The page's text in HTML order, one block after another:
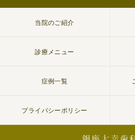
当院のご紹介
診療メニュー
症例一覧
プライバシーポリシー